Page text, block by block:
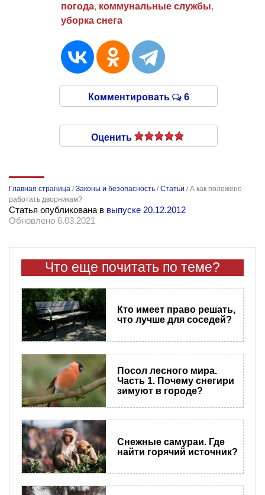
погода, коммунальные службы,
уборка снега
Комментировать 6
Оценить
Главная страница /Законы и безопасность /Статьи /А как положено
работать дворникам?
Статья опубликована в выпуске 20.12.2012
Обновлено 6.03.2021
Что еще почитать по теме?
Кто имеет право решать,
что лучше для соседей?
Посол лесного мира.
Часть 1. Почему снегири
зимуют в городе?
Снежные самураи. Где
найти горячий источник?